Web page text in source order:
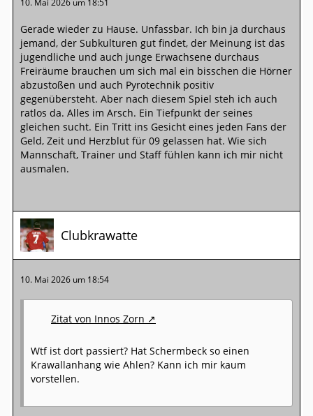
10. Mai 2026 um 18:51
Gerade wieder zu Hause. Unfassbar. Ich bin ja durchaus
jemand, der Subkulturen gut findet, der Meinung ist das
jugendliche und auch junge Erwachsene durchaus
Freiräume brauchen um sich mal ein bisschen die Hörner
abzustoßen und auch Pyrotechnik positiv
gegenübersteht. Aber nach diesem Spiel steh ich auch
ratlos da. Alles im Arsch. Ein Tiefpunkt der seines
gleichen sucht. Ein Tritt ins Gesicht eines jeden Fans der
Geld, Zeit und Herzblut für 09 gelassen hat. Wie sich
Mannschaft, Trainer und Staff fühlen kann ich mir nicht
ausmalen.
Clubkrawatte
10. Mai 2026 um 18:54
Zitat von Innos Zorn
Wtf ist dort passiert? Hat Schermbeck so einen
Krawallanhang wie Ahlen? Kann ich mir kaum
vorstellen.